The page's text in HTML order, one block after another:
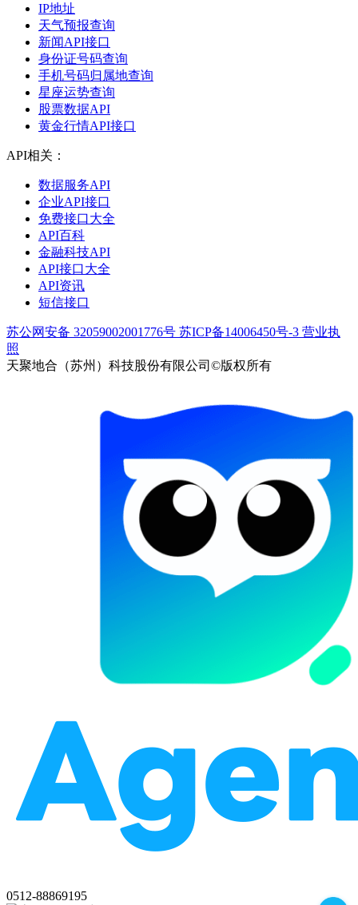
IP地址
天气预报查询
新闻API接口
身份证号码查询
手机号码归属地查询
星座运势查询
股票数据API
黄金行情API接口
API相关：
数据服务API
企业API接口
免费接口大全
API百科
金融科技API
API接口大全
API资讯
短信接口
苏公网安备 32059002001776号 苏ICP备14006450号-3 营业执
照
天聚地合（苏州）科技股份有限公司©版权所有
0512-88869195